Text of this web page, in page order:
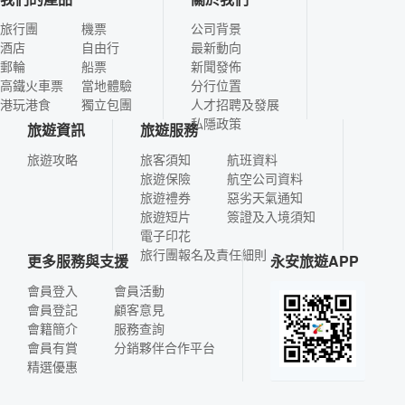
旅行團
酒店
郵輪
高鐵火車票
港玩港食
機票
自由行
船票
當地體驗
獨立包團
公司背景
最新動向
新聞發佈
分行位置
人才招聘及發展
私隱政策
旅遊資訊
旅遊攻略
旅遊服務
旅客須知
旅遊保險
旅遊禮券
旅遊短片
電子印花
航班資料
航空公司資料
惡劣天氣通知
簽證及入境須知
旅行團報名及責任細則
更多服務與支援
會員登入
會員登記
會籍簡介
會員有賞
精選優惠
會員活動
顧客意見
服務查詢
分銷夥伴合作平台
永安旅遊APP